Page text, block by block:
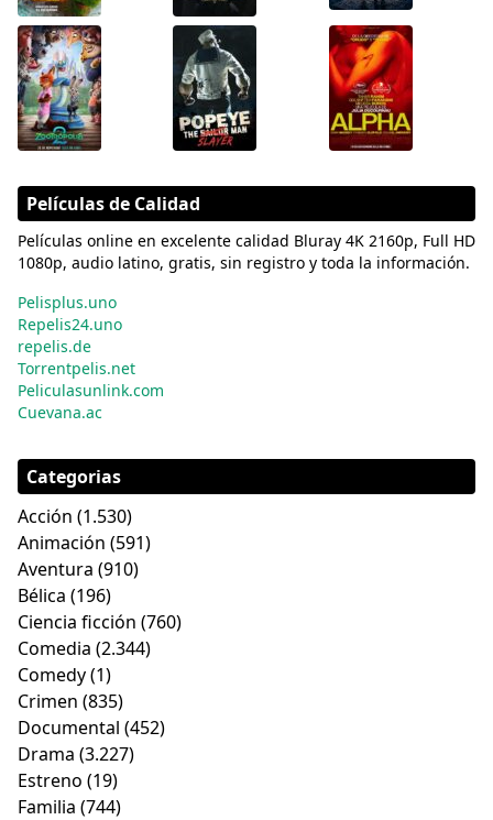
Películas de Calidad
Películas online en excelente calidad Bluray 4K 2160p, Full HD
1080p, audio latino, gratis, sin registro y toda la información.
Pelisplus.uno
Repelis24.uno
repelis.de
Torrentpelis.net
Peliculasunlink.com
Cuevana.ac
Categorias
Acción (1.530)
Animación (591)
Aventura (910)
Bélica (196)
Ciencia ficción (760)
Comedia (2.344)
Comedy(1)
Crimen (835)
Documental (452)
Drama (3.227)
Estreno (19)
Familia (744)